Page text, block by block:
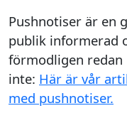
Pushnotiser är en
publik informerad
förmodligen redan
inte: Här är vår
med pushnotiser.